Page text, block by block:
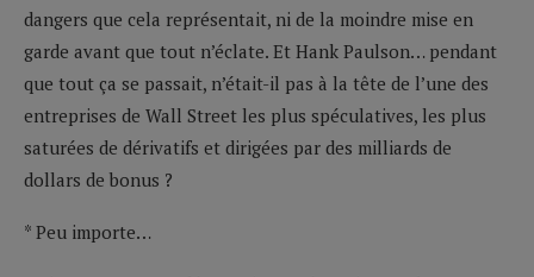
dangers que cela représentait, ni de la moindre mise en
garde avant que tout n’éclate. Et Hank Paulson… pendant
que tout ça se passait, n’était-il pas à la tête de l’une des
entreprises de Wall Street les plus spéculatives, les plus
saturées de dérivatifs et dirigées par des milliards de
dollars de bonus ?
* Peu importe…